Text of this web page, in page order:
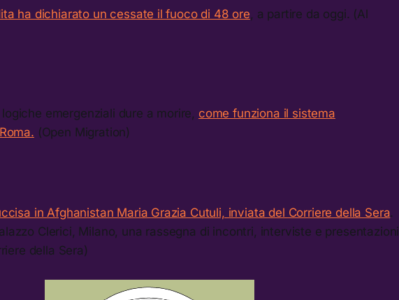
ha dichiarato un cessate il fuoco di 48 ore , a partire da oggi. (Al
logiche emergenziali dure a morire, come funziona il sistema
(Open Migration)
in Afghanistan Maria Grazia Cutuli, inviata del Corriere della Sera.
Clerici, Milano, una rassegna di incontri, interviste e presentazioni
della Sera)